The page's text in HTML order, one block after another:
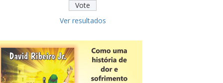
CNPJ alfanumérico começa a ser
emitido nesta sexta
Ver resultados